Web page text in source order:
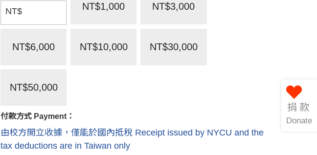
NT$ NT$1,000 NT$3,000
NT$6,000 NT$10,000 NT$30,000
NT$50,000
付款方式 Payment：
由校方開立收據，僅能於國內抵稅 Receipt issued by NYCU and the
tax deductions are in Taiwan only
捐款
Donate